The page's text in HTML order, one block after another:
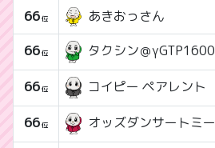
66位 あきおっさん
66位 タクシン＠γGTP1600
66位 コイピー ペアレント
66位 オッズダンサートミー